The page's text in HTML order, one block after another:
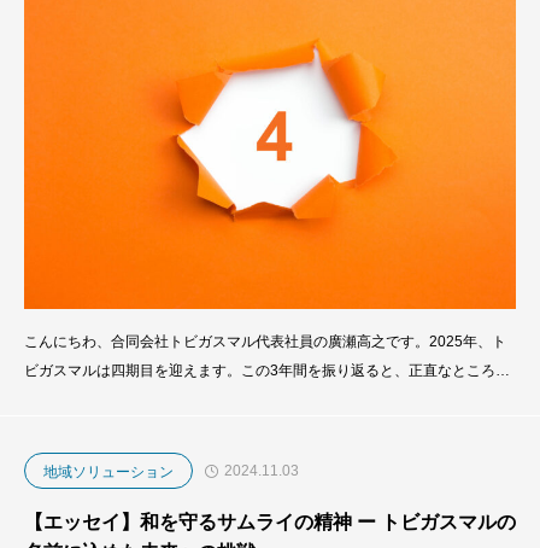
こんにちわ、合同会社トビガスマル代表社員の廣瀬高之です。2025年、ト
ビガスマルは四期目を迎えます。この3年間を振り返ると、正直なところ
います。それは、「式典オープニング映像制作＆ライブ配信の専門家」とい
うポジションが見えてきたことです。特に
地域ソリューション 2024.11.03
【エッセイ】和を守るサムライの精神 ー トビガスマルの